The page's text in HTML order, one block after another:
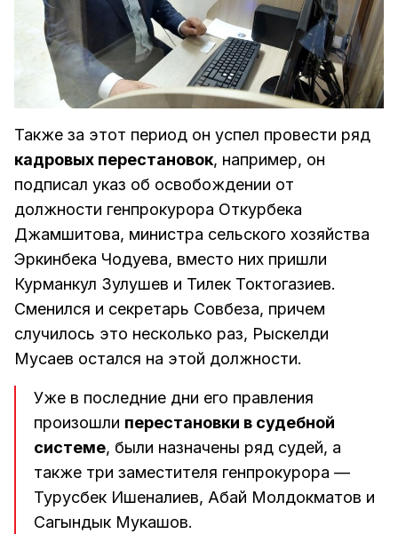
Также за этот период он успел провести ряд
кадровых перестановок, например, он
подписал указ об освобождении от
должности генпрокурора Откурбека
Джамшитова, министра сельского хозяйства
Эркинбека Чодуева, вместо них пришли
Курманкул Зулушев и Тилек Токтогазиев.
Сменился и секретарь Совбеза, причем
случилось это несколько раз, Рыскелди
Мусаев остался на этой должности.
Уже в последние дни его правления
произошли перестановки в судебной
системе, были назначены ряд судей, а
также три заместителя генпрокурора —
Турусбек Ишеналиев, Абай Молдокматов и
Сагындык Мукашов.